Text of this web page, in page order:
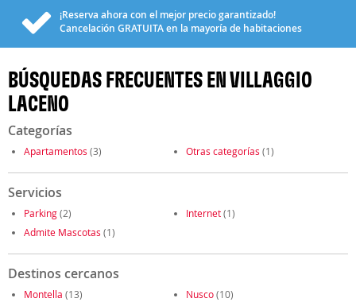
¡Reserva ahora con el mejor precio garantizado!
Cancelación GRATUITAen la mayoría de habitaciones
BÚSQUEDAS FRECUENTES EN VILLAGGIO
LACENO
Categorías
Apartamentos (3) Otras categorías (1)
Servicios
Parking(2) Internet(1)
Admite Mascotas (1)
Destinos cercanos
Montella (13) Nusco(10)